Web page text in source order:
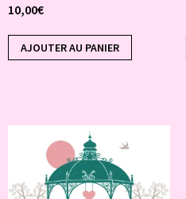
10,00€
AJOUTER AU PANIER